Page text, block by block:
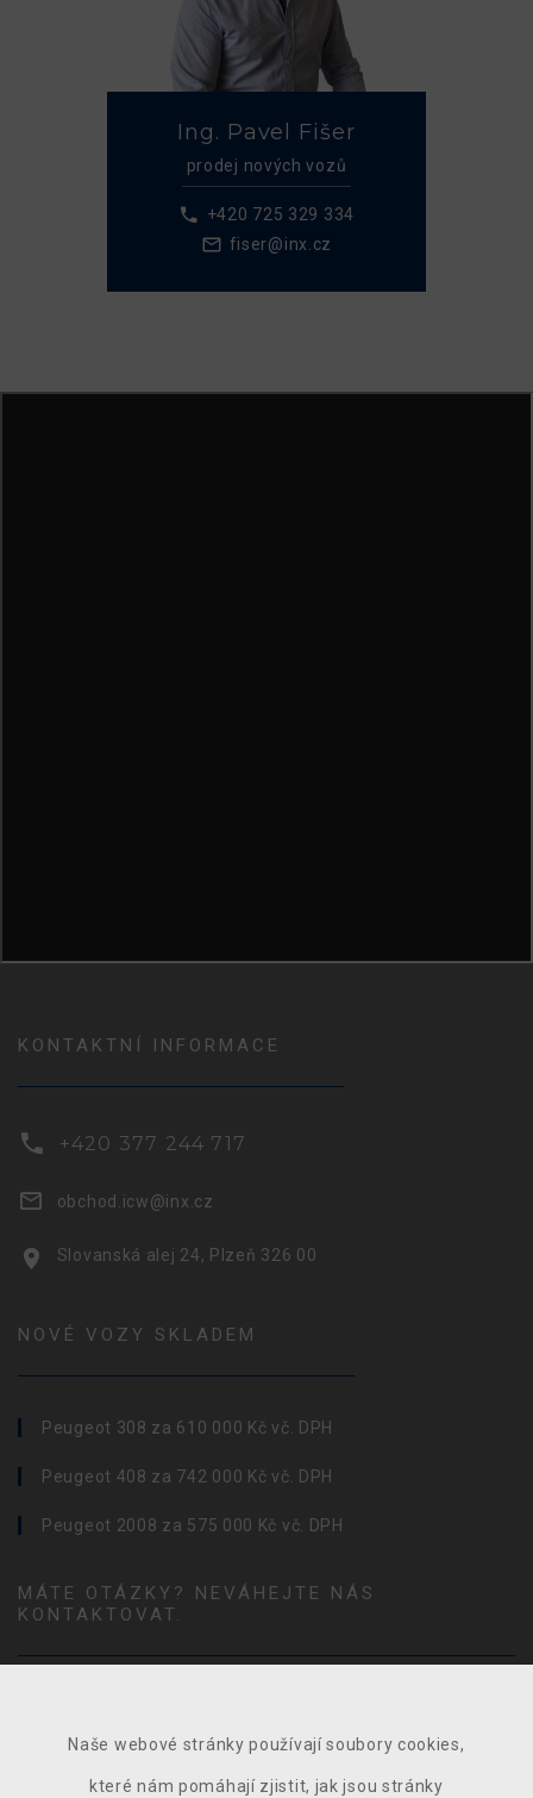
Ing. Pavel Fišer
prodej nových vozů
+420 725 329 334
fiser@inx.cz
KONTAKTNÍ INFORMACE
+420 377 244 717
obchod.icw@inx.cz
Slovanská alej 24, Plzeň 326 00
NOVÉ VOZY SKLADEM
Peugeot 308 za 610 000 Kč vč. DPH
Peugeot 408 za 742 000 Kč vč. DPH
Peugeot 2008 za 575 000 Kč vč. DPH
MÁTE OTÁZKY? NEVÁHEJTE NÁS
KONTAKTOVAT.
Naše webové stránky používají soubory cookies,
které nám pomáhají zjistit, jak jsou stránky